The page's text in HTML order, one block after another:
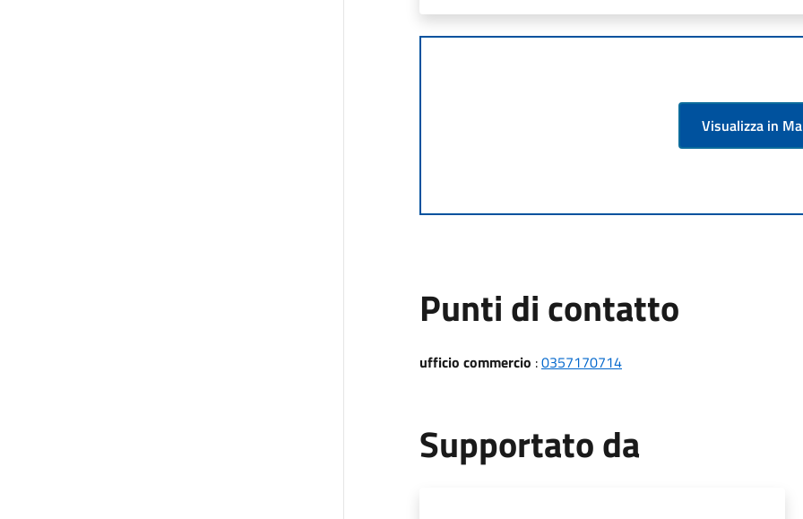
Visualizza in
Punti di contatto
ufficio commercio :0357170714
Supportato da